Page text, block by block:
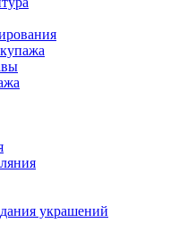
украшений